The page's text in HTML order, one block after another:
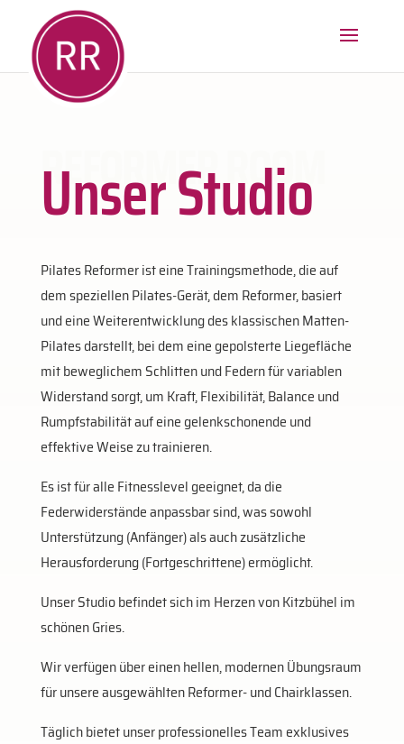
REFORMER ROOM
Unser Studio
Pilates Reformer ist eine Trainingsmethode, die auf
dem speziellen Pilates-Gerät, dem Reformer, basiert
und eine Weiterentwicklung des klassischen Matten-
Pilates darstellt, bei dem eine gepolsterte Liegefläche
mit beweglichem Schlitten und Federn für variablen
Widerstand sorgt, um Kraft, Flexibilität, Balance und
Rumpfstabilität auf eine gelenkschonende und
effektive Weise zu trainieren.
Es ist für alle Fitnesslevel geeignet, da die
Federwiderstände anpassbar sind, was sowohl
Unterstützung (Anfänger) als auch zusätzliche
Herausforderung (Fortgeschrittene) ermöglicht.
Unser Studio befindet sich im Herzen von Kitzbühel im
schönen Gries.
Wir verfügen über einen hellen, modernen Übungsraum
für unsere ausgewählten Reformer- und Chairklassen.
Täglich bietet unser professionelles Team exklusives